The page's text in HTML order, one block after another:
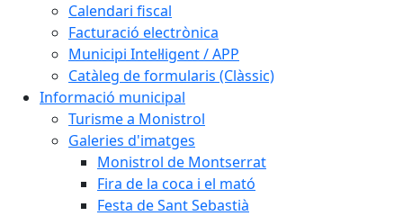
Calendari fiscal
Facturació electrònica
Municipi Intel·ligent / APP
Catàleg de formularis (Clàssic)
Informació municipal
Turisme a Monistrol
Galeries d'imatges
Monistrol de Montserrat
Fira de la coca i el mató
Festa de Sant Sebastià